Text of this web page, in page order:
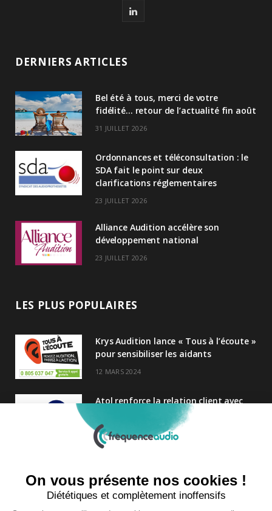
L
e
n
DERNIERS ARTICLES
Bel été à tous, merci de votre
fidélité… retour de l’actualité fin août
31 JUILLET 2026
Ordonnances et téléconsultation : le
SDA fait le point sur deux
clarifications réglementaires
23 JUILLET 2026
Alliance Audition accélère son
développement national
23 JUILLET 2026
LES PLUS POPULAIRES
Krys Audition lance « Tous à l’écoute »
pour sensibiliser les aidants
12 MARS 2024
Atol renforce la relation client avec
une nouvelle campagne axée sur la
satisfaction
25 FÉVRIER 2025
Audition Conseil
27 MARS 2024